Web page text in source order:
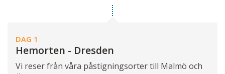
DAG 1
Hemorten - Dresden
Vi reser från våra påstigningsorter till Malmö och